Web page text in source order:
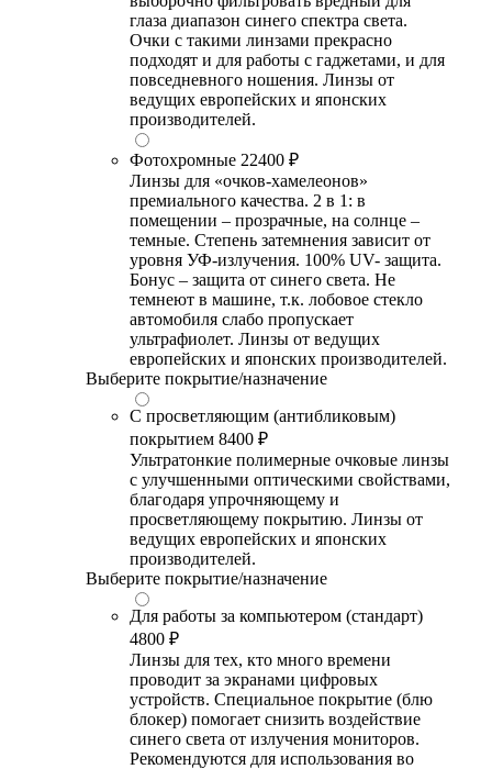
глаза диапазон синего спектра света.
Очки с такими линзами прекрасно
подходят и для работы с гаджетами, и для
повседневного ношения. Линзы от
ведущих европейских и японских
производителей.
Фотохромные 22400 ₽
Линзы для «очков-хамелеонов»
премиального качества. 2 в 1: в
помещении – прозрачные, на солнце –
темные. Степень затемнения зависит от
уровня УФ-излучения. 100% UV- защита.
Бонус – защита от синего света. Не
темнеют в машине, т.к. лобовое стекло
автомобиля слабо пропускает
ультрафиолет. Линзы от ведущих
европейских и японских производителей.
Выберите покрытие/назначение
С просветляющим (антибликовым)
покрытием 8400 ₽
Ультратонкие полимерные очковые линзы
с улучшенными оптическими свойствами,
благодаря упрочняющему и
просветляющему покрытию. Линзы от
ведущих европейских и японских
производителей.
Выберите покрытие/назначение
Для работы за компьютером (стандарт)
4800 ₽
Линзы для тех, кто много времени
проводит за экранами цифровых
устройств. Специальное покрытие (блю
блокер) помогает снизить воздействие
синего света от излучения мониторов.
Рекомендуются для использования во